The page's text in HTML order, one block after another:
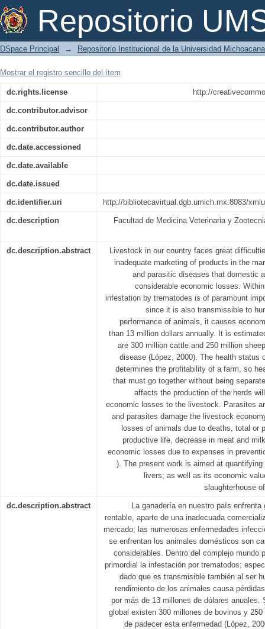
Repositorio
Pérdidas económicas
fasciola hepática en el rastro
DSpace Principal → Repositorio Institucional de la Universidad
Mostrar el registro sencillo del ítem
dc.rights.license http://
dc.contributor.advisor
dc.contributor.author
dc.date.accessioned
dc.date.available
dc.date.issued
dc.identifier.uri http://bibliotecavirtual.dgb.umich.mx:8083/
dc.description Facultad de Medicina Veterinaria y
dc.description.abstract
Livestock in our country faces great
inadequate marketing of products in the
and parasitic diseases that domestic
considerable economic losses.
infestation by trematodes is of paramount
since it is also transmissible to
performance of animals, it causes
than 13 million dollars annually. It is
are 300 million cattle and 250 million
disease (López, 2000). The health status
determines the profitability of a farm, so
that must go together without being
affects the production of the herds
economic losses to the livestock. Parasites
and parasites damage the livestock
losses of animals due to deaths, total or
productive life, decrease in meat and
economic losses due to expenses in
). The present work is aimed at
livers; as well as its economic
slaughterhouse
dc.description.abstract
La ganadería en nuestro país
rentable, aparte de una inadecuada
mercado; las numerosas enfermedades
se enfrentan los animales domésticos son
considerables. Dentro del complejo mundo
primordial la infestación por trematodos;
dado que es transmisible también al ser
rendimiento de los animales causa
por más de 13 millones de dólares anuales.
global existen 300 millones de bovinos y
de padecer esta enfermedad (López,